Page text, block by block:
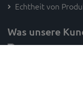
Echtheit von
Was unsere